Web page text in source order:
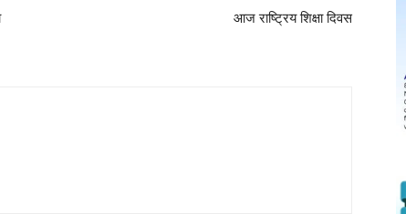
आज राष्ट्रिय शिक्षा दिवस